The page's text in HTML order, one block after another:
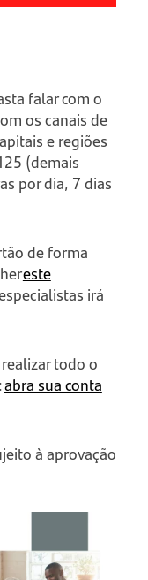
falar com o
os canais de
e regiões
(demais
por dia, 7 dias
de forma
este
irá
todo o
abra sua conta
à aprovação